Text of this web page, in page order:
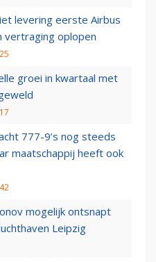
levering eerste Airbus
vertraging oplopen
groei in kwartaal met
777-9’s nog steeds
maatschappij heeft ook
mogelijk ontsnapt
Leipzig